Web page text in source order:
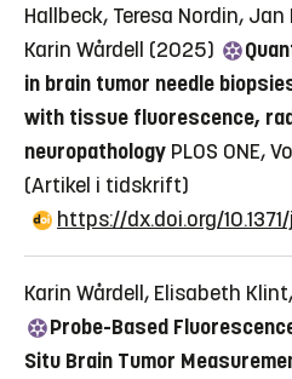
Hallbeck, Teresa Nordin,
Karin Wårdell (2025)
in brain tumor needle
with tissue fluorescence,
neuropathology PLOS ONE,
(Artikel i tidskrift)
https://dx.doi.org/
Karin Wårdell, Elisabeth
Probe-Based
Situ Brain Tumor